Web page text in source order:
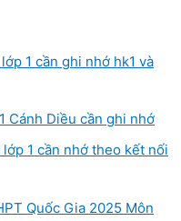
1 cần ghi nhớ hk1 và
Cánh Diều cần ghi nhớ
1 cần nhớ theo kết nối
Quốc Gia 2025 Môn